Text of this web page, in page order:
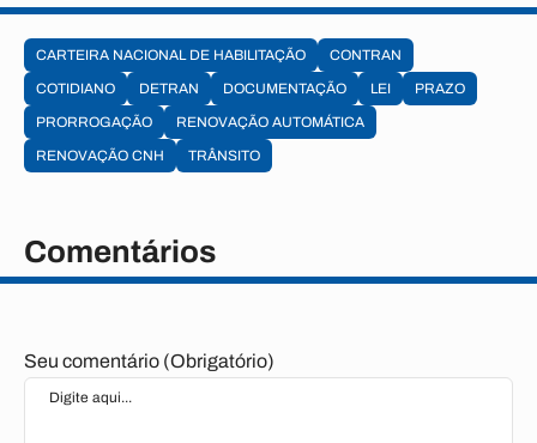
CARTEIRA NACIONAL DE HABILITAÇÃO
CONTRAN
COTIDIANO
DETRAN DOCUMENTAÇÃO LEI
PRAZO
PRORROGAÇÃO
RENOVAÇÃO AUTOMÁTICA
RENOVAÇÃO CNH
TRÂNSITO
Comentários
Seu comentário (Obrigatório)